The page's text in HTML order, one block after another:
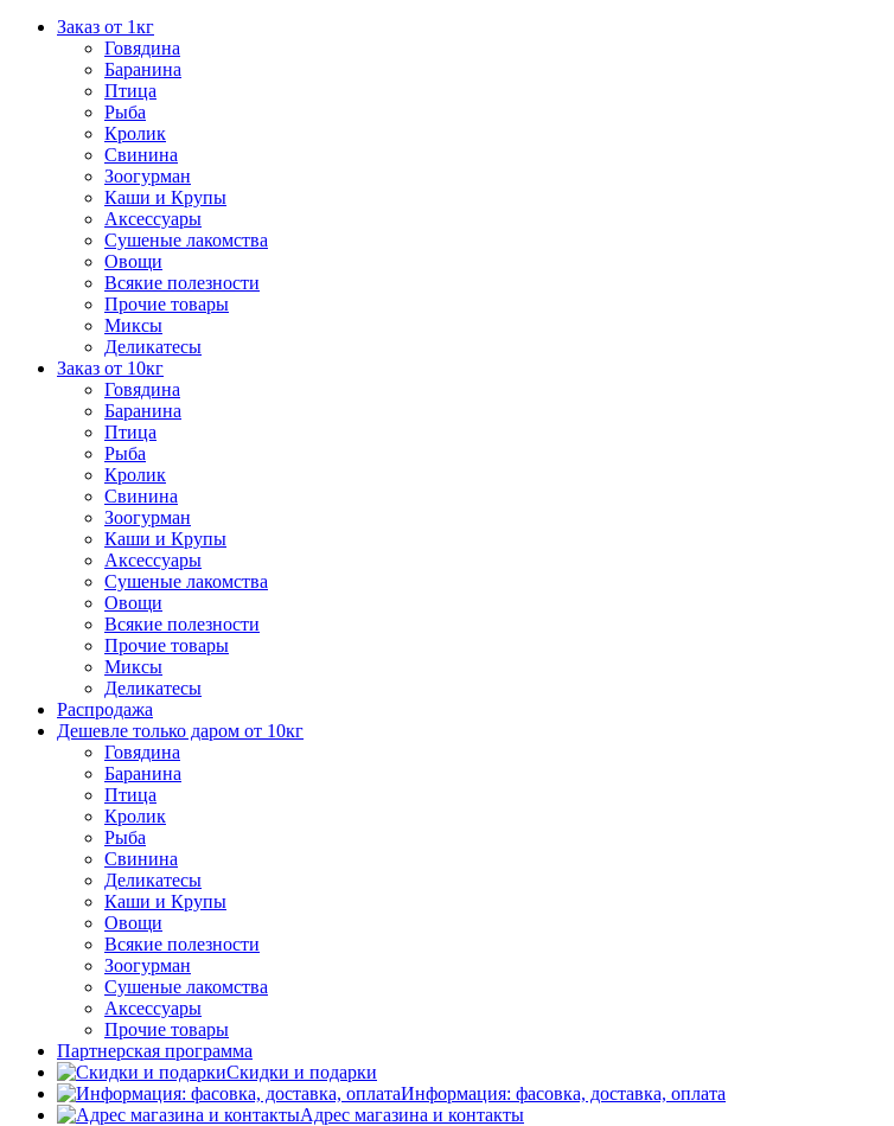
Заказ от 1кг
Говядина
Баранина
Птица
Рыба
Кролик
Свинина
Зоогурман
Каши и Крупы
Аксессуары
Сушеные лакомства
Овощи
Всякие полезности
Прочие товары
Миксы
Деликатесы
Заказ от 10кг
Говядина
Баранина
Птица
Рыба
Кролик
Свинина
Зоогурман
Каши и Крупы
Аксессуары
Сушеные лакомства
Овощи
Всякие полезности
Прочие товары
Миксы
Деликатесы
Распродажа
Дешевле только даром от 10кг
Говядина
Баранина
Птица
Кролик
Рыба
Свинина
Деликатесы
Каши и Крупы
Овощи
Всякие полезности
Зоогурман
Сушеные лакомства
Аксессуары
Прочие товары
Партнерская программа
Скидки и подарки
Информация: фасовка, доставка, оплата
Адрес магазина и контакты